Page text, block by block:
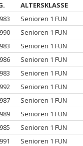
ALTERSKLASSE
Senioren 1 FUN
Senioren 1 FUN
Senioren 1 FUN
Senioren 1 FUN
Senioren 1 FUN
Senioren 1 FUN
Senioren 1 FUN
Senioren 1 FUN
Senioren 1 FUN
Senioren 1 FUN